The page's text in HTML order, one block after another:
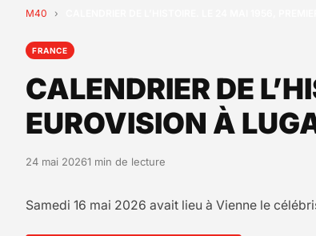
M40 ›
FRANCE
CALENDRIER DE
EUROVISION À
24 mai 20261 min de lecture
Samedi 16 mai 2026 avait lieu à Vienne le